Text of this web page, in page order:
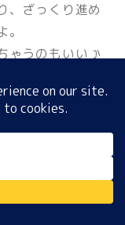
、ざっくり進め
ゃうのもいいか
もう♥
投資に挑戦
プ
マップ